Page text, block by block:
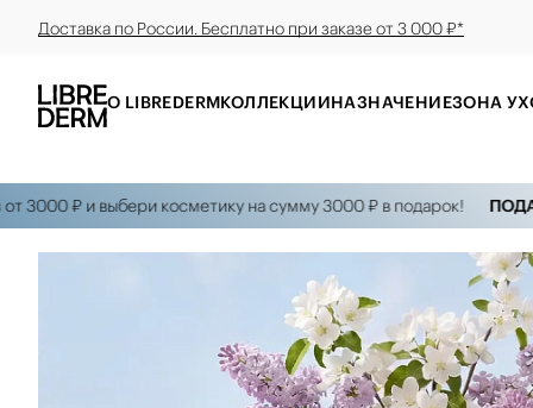
Доставка по России. Бесплатно при заказе от 3 000 ₽*
О LIBREDERMКОЛЛЕКЦИИНАЗНАЧЕНИЕЗОНА
₽ и выбери косметику на сумму 3000 ₽ в подарок! ПОДАРКИ